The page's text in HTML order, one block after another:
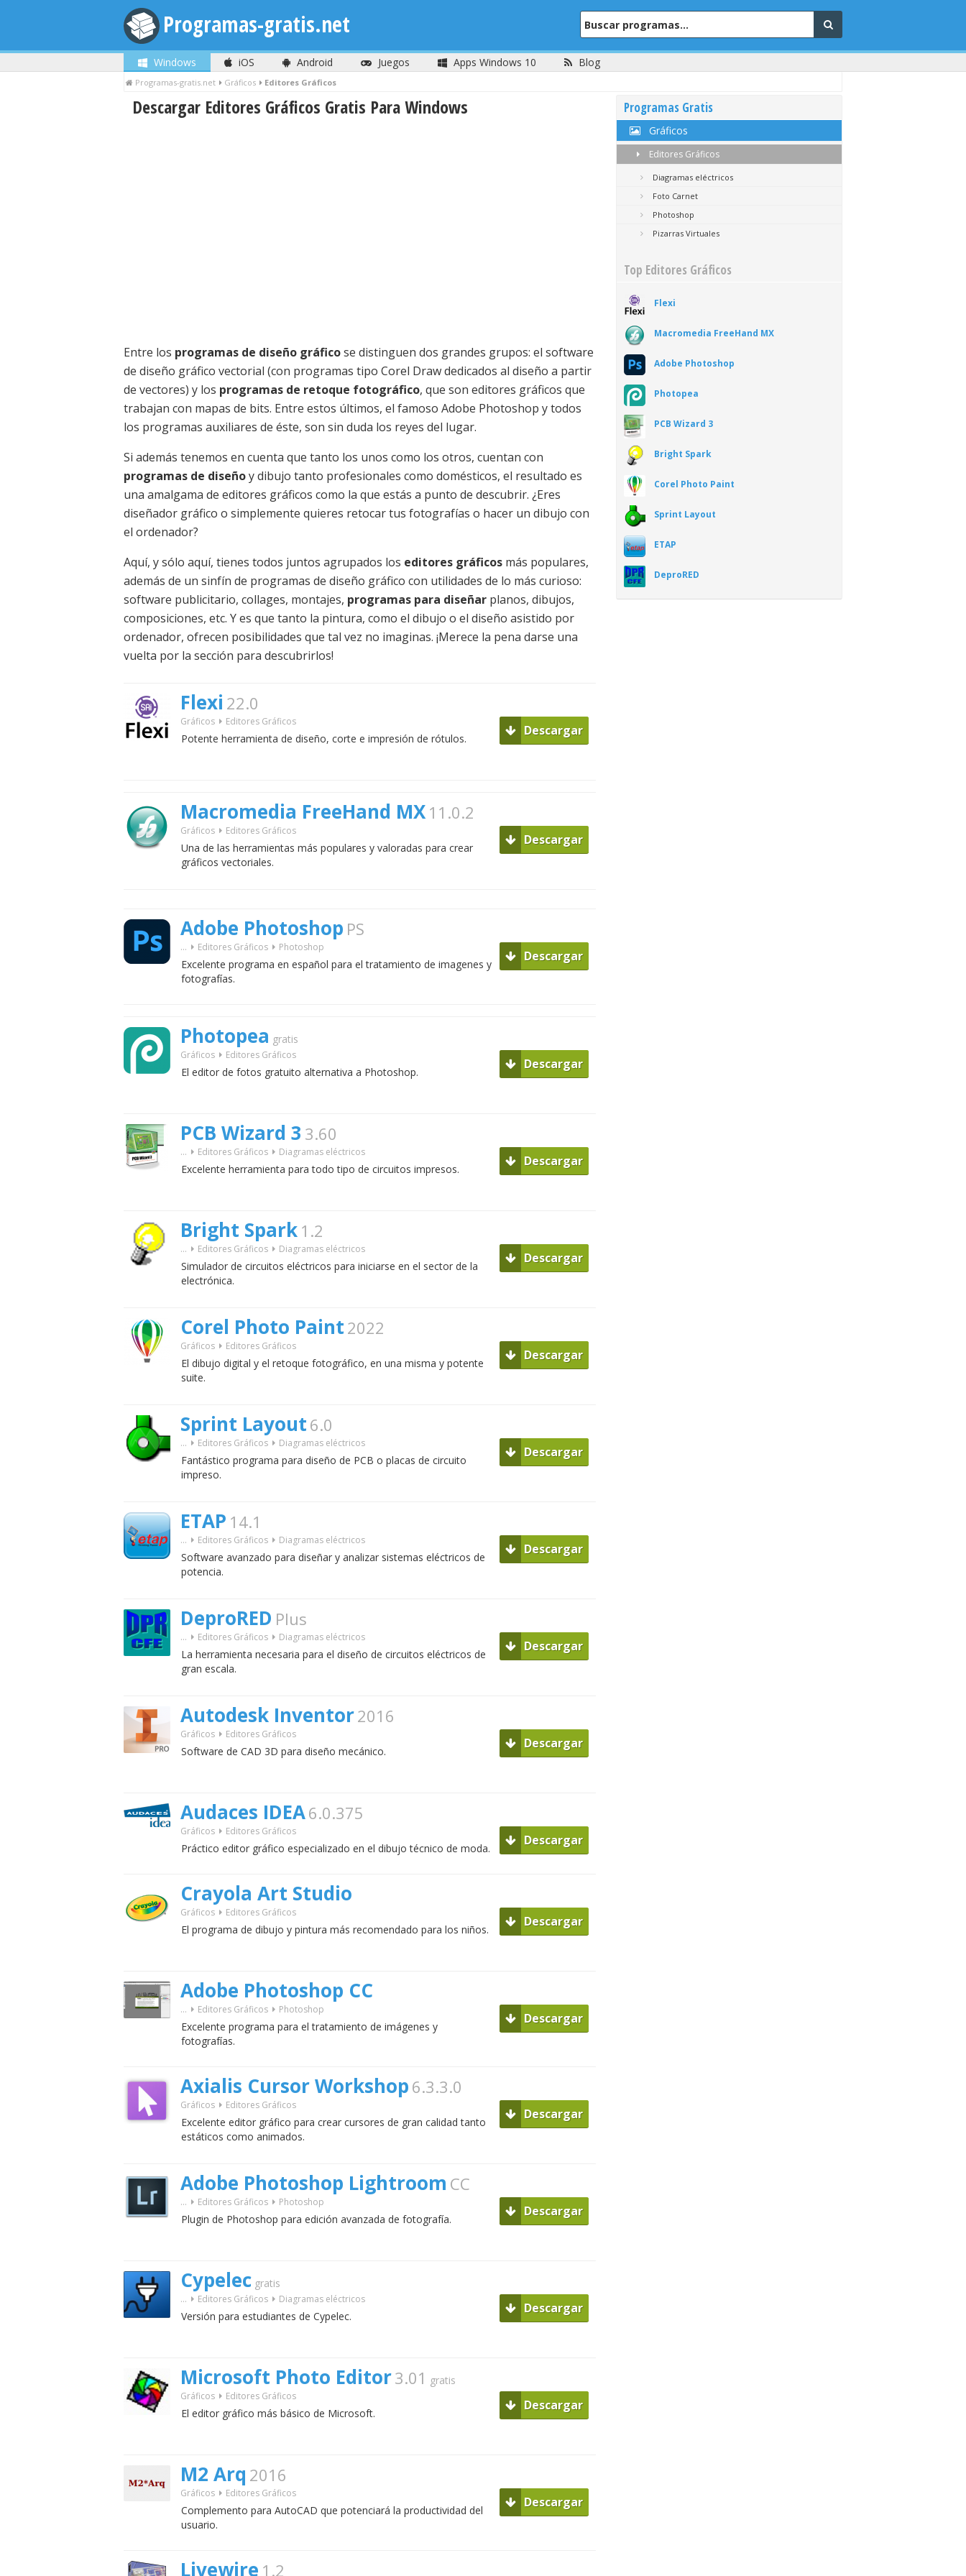
Programas-gratis.net
Windows iOS Android Juegos Apps Windows 10 Blog
Programas-gratis.net Gráficos Editores Gráficos
Descargar Editores Gráficos Gratis Para Windows
Entre los programas de diseño gráficose distinguen dos grandes grupos: el software
de diseño gráfico vectorial (con programas tipo Corel Draw dedicados al diseño a partir
de vectores) y los programas de retoque fotográfico, que son editores gráficos que
trabajan con mapas de bits. Entre estos últimos, el famoso Adobe Photoshop y todos
los programas auxiliares de éste, son sin duda los reyes del lugar.
Si además tenemos en cuenta que tanto los unos como los otros, cuentan con
programas de diseñoy dibujo tanto profesionales como domésticos, el resultado es
una amalgama de editores gráficos como la que estás a punto de descubrir. ¿Eres
diseñador gráfico o simplemente quieres retocar tus fotografías o hacer un dibujo con
el ordenador?
Aquí, y sólo aquí, tienes todos juntos agrupados los editores gráficos más populares,
además de un sinfín de programas de diseño gráfico con utilidades de lo más curioso:
software publicitario, collages, montajes, programas para diseñar planos, dibujos,
composiciones, etc. Y es que tanto la pintura, como el dibujo o el diseño asistido por
ordenador, ofrecen posibilidades que tal vez no imaginas. ¡Merece la pena darse una
vuelta por la sección para descubrirlos!
Flexi 22.0
Gráficos Editores Gráficos
Potente herramienta de diseño, corte e impresión de rótulos.
Descargar
Macromedia FreeHand MX 11.0.2
Gráficos Editores Gráficos
Una de las herramientas más populares y valoradas para crear
gráficos vectoriales.
Descargar
Adobe Photoshop PS
... Editores Gráficos Photoshop
Excelente programa en español para el tratamiento de imagenes y
fotografías.
Descargar
Photopea gratis
Gráficos Editores Gráficos
El editor de fotos gratuito alternativa a Photoshop.
Descargar
PCB Wizard 3 3.60
... Editores Gráficos Diagramas eléctricos
Excelente herramienta para todo tipo de circuitos impresos.
Descargar
Bright Spark 1.2
... Editores Gráficos Diagramas eléctricos
Simulador de circuitos eléctricos para iniciarse en el sector de la
electrónica.
Descargar
Corel Photo Paint 2022
Gráficos Editores Gráficos
El dibujo digital y el retoque fotográfico, en una misma y potente
suite.
Descargar
Sprint Layout 6.0
... Editores Gráficos Diagramas eléctricos
Fantástico programa para diseño de PCB o placas de circuito
impreso.
Descargar
ETAP 14.1
... Editores Gráficos Diagramas eléctricos
Software avanzado para diseñar y analizar sistemas eléctricos de
potencia.
Descargar
DeproRED Plus
... Editores Gráficos Diagramas eléctricos
La herramienta necesaria para el diseño de circuitos eléctricos de
gran escala.
Descargar
Autodesk Inventor2016
Gráficos Editores Gráficos
Software de CAD 3D para diseño mecánico.
Descargar
Audaces IDEA6.0.375
Gráficos Editores Gráficos
Práctico editor gráfico especializado en el dibujo técnico de moda.
Descargar
Crayola Art Studio
Gráficos Editores Gráficos
El programa de dibujo y pintura más recomendado para los niños.
Descargar
Adobe Photoshop CC
... Editores Gráficos Photoshop
Excelente programa para el tratamiento de imágenes y
fotografías.
Descargar
Axialis Cursor Workshop 6.3.3.0
Gráficos Editores Gráficos
Excelente editor gráfico para crear cursores de gran calidad tanto
estáticos como animados.
Descargar
Adobe Photoshop Lightroom CC
... Editores Gráficos Photoshop
Plugin de Photoshop para edición avanzada de fotografía.
Descargar
Cypelec gratis
... Editores Gráficos Diagramas eléctricos
Versión para estudiantes de Cypelec.
Descargar
Microsoft Photo Editor3.01 gratis
Gráficos Editores Gráficos
El editor gráfico más básico de Microsoft.
Descargar
M2 Arq 2016
Gráficos Editores Gráficos
Complemento para AutoCAD que potenciará la productividad del
usuario.
Descargar
Livewire 1.2
Programas Gratis
Gráficos
Editores Gráficos
Diagramas eléctricos
Foto Carnet
Photoshop
Pizarras Virtuales
Top Editores Gráficos
Flexi
Macromedia FreeHand MX
Adobe Photoshop
Photopea
PCB Wizard 3
Bright Spark
Corel Photo Paint
Sprint Layout
ETAP
DeproRED